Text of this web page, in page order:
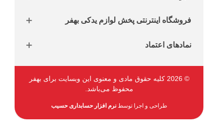
فروشگاه اینترنتی پخش لوازم یدکی بهفر
نمادهای اعتماد
طراحی و اجرا توسطنرم افزار حسابداری حسیب
© 2026 کلیه حقوق مادی و معنوی این وبسایت برای بهفر
محفوظ می‌باشد.